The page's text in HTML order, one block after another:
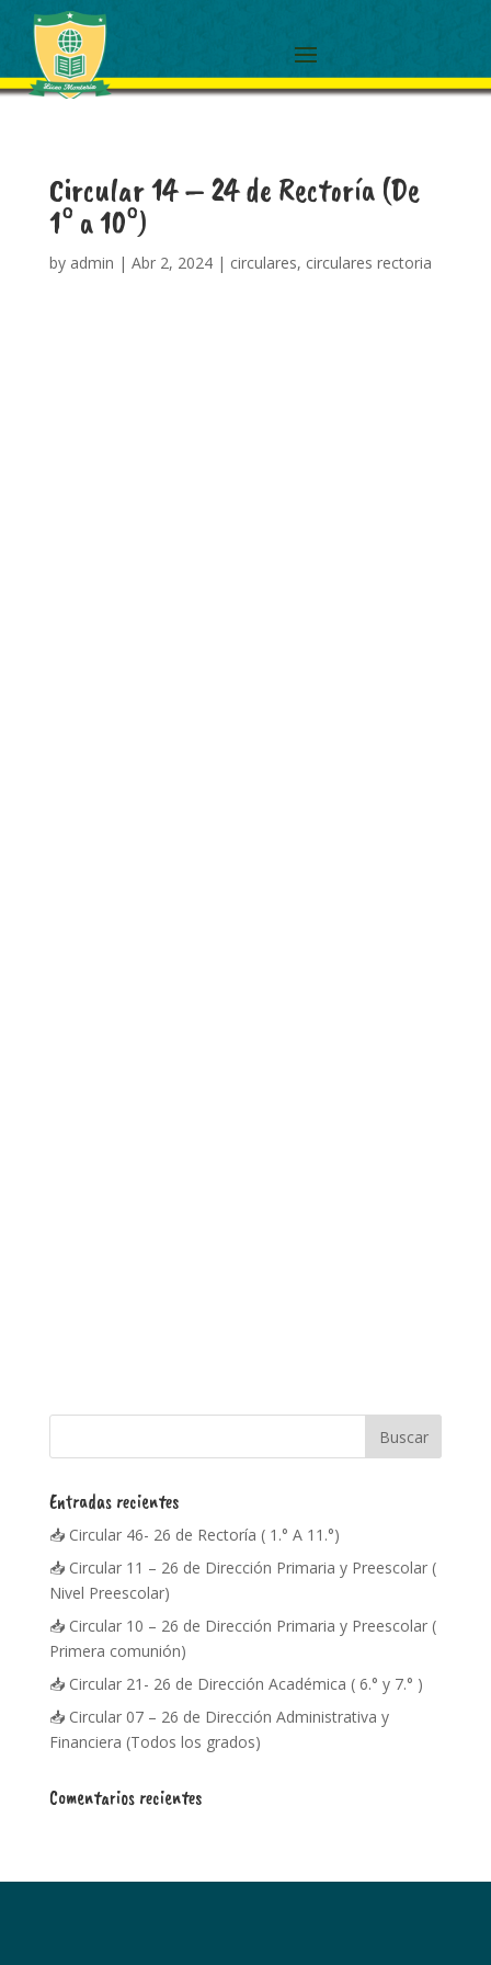
Circular 14 – 24 de Rectoría (De
1° a 10°)
by admin | Abr 2, 2024| circulares, circulares rectoria
Entradas recientes
📥 Circular 46- 26 de Rectoría ( 1.° A 11.°)
📥 Circular 11 – 26 de Dirección Primaria y Preescolar (
Nivel Preescolar)
📥 Circular 10 – 26 de Dirección Primaria y Preescolar (
Primera comunión)
📥 Circular 21- 26 de Dirección Académica ( 6.° y 7.° )
📥 Circular 07 – 26 de Dirección Administrativa y
Financiera (Todos los grados)
Comentarios recientes